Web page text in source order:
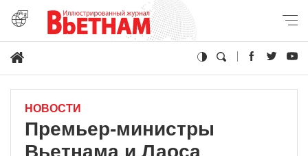
НОВОСТИ
Премьер-министры
Вьетнама и Лаоса